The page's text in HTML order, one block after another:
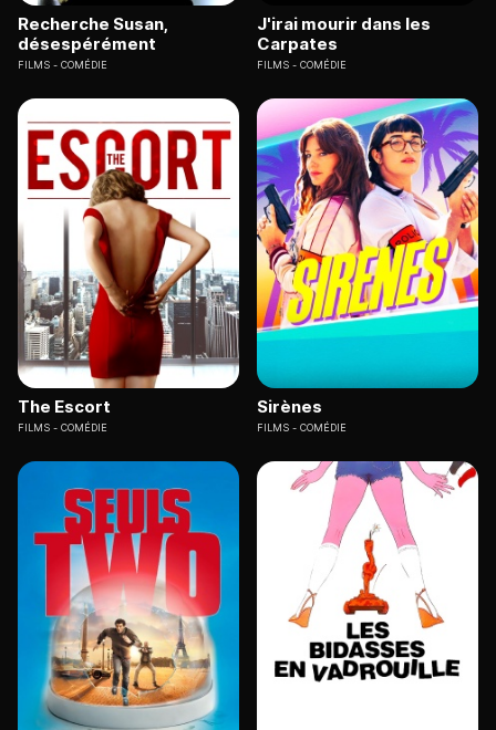
Recherche Susan,
désespérément
FILMS COMÉDIE
J'irai mourir dans les
Carpates
FILMS COMÉDIE
The Escort
FILMS COMÉDIE
Sirènes
FILMS COMÉDIE